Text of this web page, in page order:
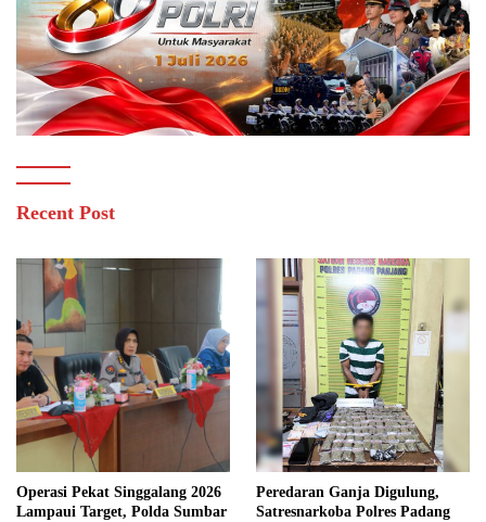
Recent Post
Operasi Pekat Singgalang 2026
Lampaui Target, Polda Sumbar
Peredaran Ganja Digulung,
Satresnarkoba Polres Padang